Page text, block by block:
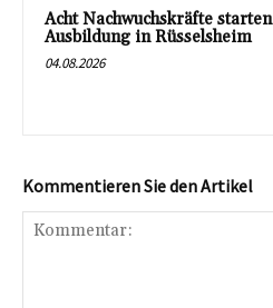
Acht Nachwuchskräfte starten
Ausbildung in Rüsselsheim
04.08.2026
Kommentieren Sie den Artikel